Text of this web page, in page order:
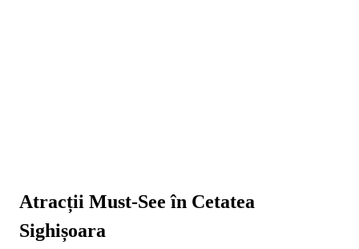
Atracții Must-See în Cetatea
Sighișoara